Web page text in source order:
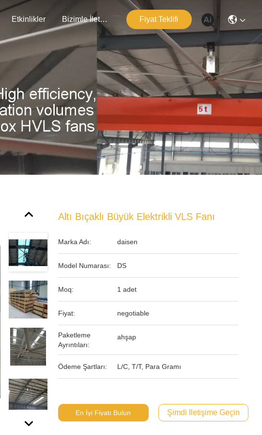
Etkinlikler Bizimle İletişim Fiyat Teklifi
Altı Bıçaklı Büyük Elektrikli VLS Fanı
Marka Adı: daisen
Model Numarası: DS
Moq: 1 adet
Fiyat: negotiable
Paketleme
Ayrıntıları:
ahşap
Ödeme Şartları: L/C, T/T, Para Gramı
En İyi Fiyatı Bulun Şimdi Iletişime Geçin